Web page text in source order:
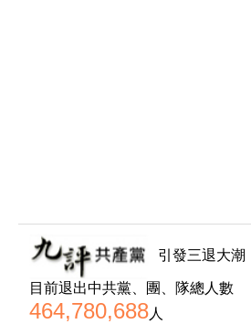
引發三退大潮
目前退出中共黨、團、隊總人數
464,780,688人